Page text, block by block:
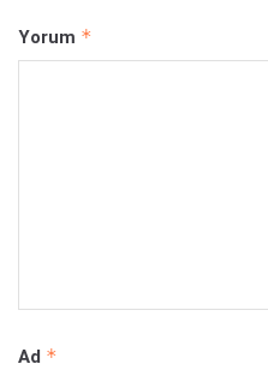
Yorum *
Ad *